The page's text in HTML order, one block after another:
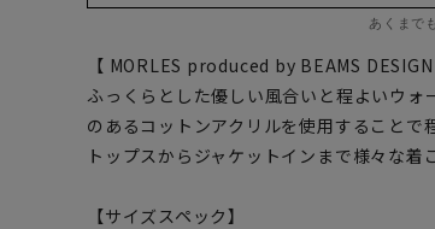
あくまで
【 MORLES produced by BEAMS DESIGN
ふっくらとした優しい風合いと程よいウ
のあるコットンアクリルを使用することで
トップスからジャケットインまで様々な着
【サイズスペック】